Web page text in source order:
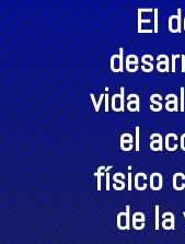
El
vida
el
físico
de la